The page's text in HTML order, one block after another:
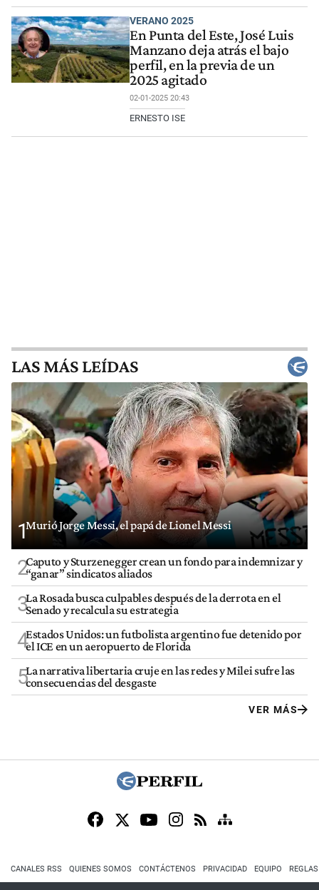
VERANO 2025
En Punta del Este, José Luis
Manzano deja atrás el bajo
perfil, en la previa de un
2025 agitado
02-01-2025 20:43
ERNESTO ISE
LAS MÁS LEÍDAS
1Murió Jorge Messi, el papá de Lionel Messi
2Caputo y Sturzenegger crean un fondo para indemnizar y
“ganar” sindicatos aliados
3La Rosada busca culpables después de la derrota en el
Senado y recalcula su estrategia
4Estados Unidos: un futbolista argentino fue detenido por
el ICE en un aeropuerto de Florida
5La narrativa libertaria cruje en las redes y Milei sufre las
consecuencias del desgaste
VER MÁS
CANALES RSS QUIENES SOMOS CONTÁCTENOS PRIVACIDAD EQUIPO